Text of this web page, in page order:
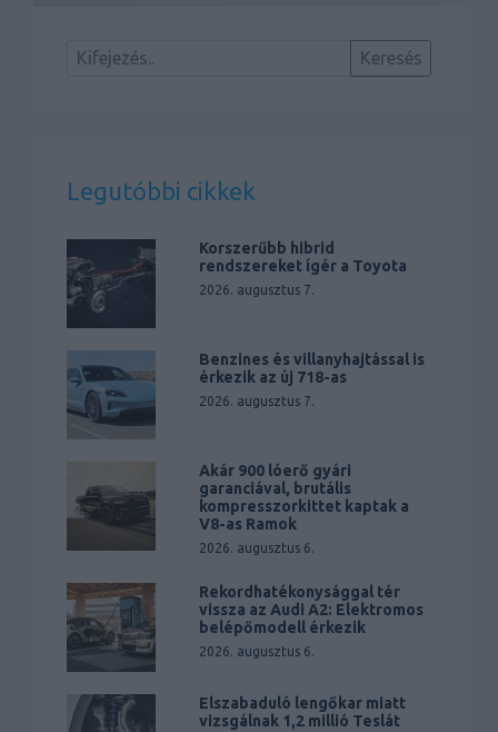
Legutóbbi cikkek
Korszerűbb hibrid
rendszereket ígér a Toyota
2026. augusztus 7.
Benzines és villanyhajtással is
érkezik az új 718-as
2026. augusztus 7.
Akár 900 lóerő gyári
garanciával, brutális
kompresszorkittet kaptak a
V8-as Ramok
2026. augusztus 6.
Rekordhatékonysággal tér
vissza az Audi A2: Elektromos
belépőmodell érkezik
2026. augusztus 6.
Elszabaduló lengőkar miatt
vizsgálnak 1,2 millió Teslát